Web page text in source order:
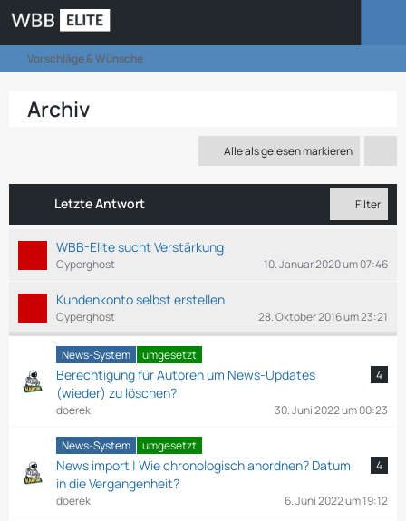
Vorschläge & Wünsche
Archiv
Alle als gelesen markieren
Letzte Antwort Filter
WBB-Elite sucht Verstärkung
Cyperghost 10. Januar 2020 um 07:46
Kundenkonto selbst erstellen
Cyperghost 28. Oktober 2016 um 23:21
News-System umgesetzt
Berechtigung für Autoren um News-Updates
(wieder) zu löschen?
4
doerek 30. Juni 2022 um 00:23
News-System umgesetzt
News import | Wie chronologisch anordnen? Datum
in die Vergangenheit?
4
doerek 6. Juni 2022 um 19:12